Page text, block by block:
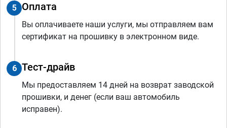
5 Оплата
Вы оплачиваете наши услуги, мы отправляем вам
сертификат на прошивку в электронном виде.
6 Тест-драйв
Мы предоставляем 14 дней на возврат заводской
прошивки, и денег (если ваш автомобиль
исправен).